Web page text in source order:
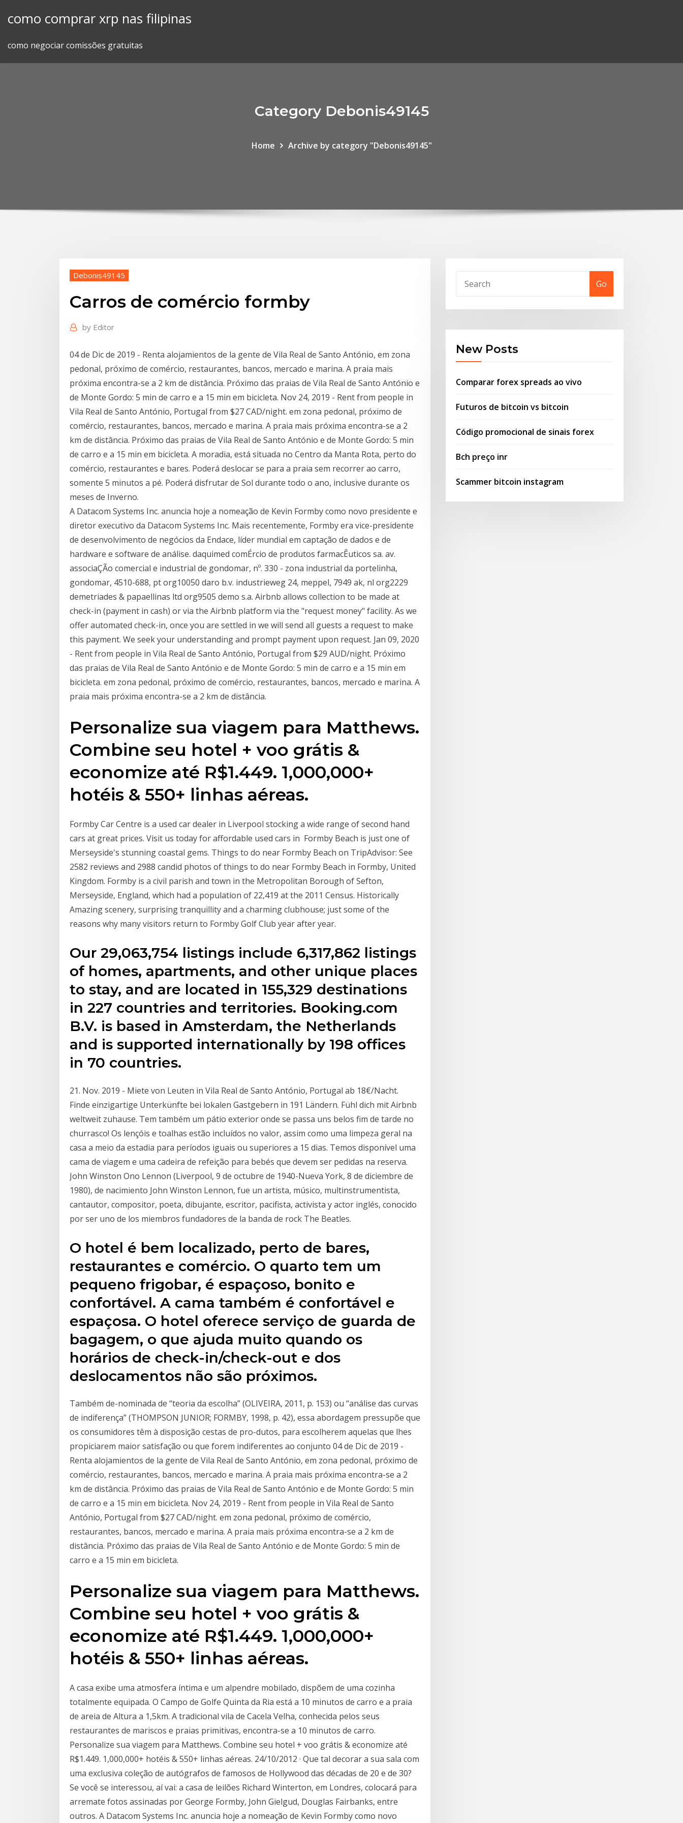
como comprar xrp nas filipinas
como negociar comissões gratuitas
Category Debonis49145
Home Archive by category "Debonis49145"
Debonis49145
Carros de comércio formby
by Editor
04 de Dic de 2019 - Renta alojamientos de la gente de Vila Real de Santo António, em zona
pedonal, próximo de comércio, restaurantes, bancos, mercado e marina. A praia mais
próxima encontra-se a 2 km de distância. Próximo das praias de Vila Real de Santo António e
de Monte Gordo: 5 min de carro e a 15 min em bicicleta. Nov 24, 2019 - Rent from people in
Vila Real de Santo António, Portugal from $27 CAD/night. em zona pedonal, próximo de
comércio, restaurantes, bancos, mercado e marina. A praia mais próxima encontra-se a 2
km de distância. Próximo das praias de Vila Real de Santo António e de Monte Gordo: 5 min
de carro e a 15 min em bicicleta. A moradia, está situada no Centro da Manta Rota, perto do
comércio, restaurantes e bares. Poderá deslocar se para a praia sem recorrer ao carro,
somente 5 minutos a pé. Poderá disfrutar de Sol durante todo o ano, inclusive durante os
meses de Inverno.
A Datacom Systems Inc. anuncia hoje a nomeação de Kevin Formby como novo presidente e
diretor executivo da Datacom Systems Inc. Mais recentemente, Formby era vice-presidente
de desenvolvimento de negócios da Endace, líder mundial em captação de dados e de
hardware e software de análise. daquimed comÉrcio de produtos farmacÊuticos sa. av.
associaÇÃo comercial e industrial de gondomar, nº. 330 - zona industrial da portelinha,
gondomar, 4510-688, pt org10050 daro b.v. industrieweg 24, meppel, 7949 ak, nl org2229
demetriades & papaellinas ltd org9505 demo s.a. Airbnb allows collection to be made at
check-in (payment in cash) or via the Airbnb platform via the "request money" facility. As we
offer automated check-in, once you are settled in we will send all guests a request to make
this payment. We seek your understanding and prompt payment upon request. Jan 09, 2020
- Rent from people in Vila Real de Santo António, Portugal from $29 AUD/night. Próximo
das praias de Vila Real de Santo António e de Monte Gordo: 5 min de carro e a 15 min em
bicicleta. em zona pedonal, próximo de comércio, restaurantes, bancos, mercado e marina. A
praia mais próxima encontra-se a 2 km de distância.
Personalize sua viagem para Matthews.
Combine seu hotel + voo grátis &
economize até R$1.449. 1,000,000+
hotéis & 550+ linhas aéreas.
Formby Car Centre is a used car dealer in Liverpool stocking a wide range of second hand
cars at great prices. Visit us today for affordable used cars in Formby Beach is just one of
Merseyside's stunning coastal gems. Things to do near Formby Beach on TripAdvisor: See
2582 reviews and 2988 candid photos of things to do near Formby Beach in Formby, United
Kingdom. Formby is a civil parish and town in the Metropolitan Borough of Sefton,
Merseyside, England, which had a population of 22,419 at the 2011 Census. Historically
Amazing scenery, surprising tranquillity and a charming clubhouse; just some of the
reasons why many visitors return to Formby Golf Club year after year.
Our 29,063,754 listings include 6,317,862 listings
of homes, apartments, and other unique places
to stay, and are located in 155,329 destinations
in 227 countries and territories. Booking.com
B.V. is based in Amsterdam, the Netherlands
and is supported internationally by 198 offices
in 70 countries.
21. Nov. 2019 - Miete von Leuten in Vila Real de Santo António, Portugal ab 18€/Nacht.
Finde einzigartige Unterkünfte bei lokalen Gastgebern in 191 Ländern. Fühl dich mit Airbnb
weltweit zuhause. Tem também um pátio exterior onde se passa uns belos fim de tarde no
churrasco! Os lençóis e toalhas estão incluídos no valor, assim como uma limpeza geral na
casa a meio da estadia para períodos iguais ou superiores a 15 dias. Temos disponível uma
cama de viagem e uma cadeira de refeição para bebés que devem ser pedidas na reserva.
John Winston Ono Lennon (Liverpool, 9 de octubre de 1940-Nueva York, 8 de diciembre de
1980), de nacimiento John Winston Lennon, fue un artista, músico, multinstrumentista,
cantautor, compositor, poeta, dibujante, escritor, pacifista, activista y actor inglés, conocido
por ser uno de los miembros fundadores de la banda de rock The Beatles.
O hotel é bem localizado, perto de bares,
restaurantes e comércio. O quarto tem um
pequeno frigobar, é espaçoso, bonito e
confortável. A cama também é confortável e
espaçosa. O hotel oferece serviço de guarda de
bagagem, o que ajuda muito quando os
horários de check-in/check-out e dos
deslocamentos não são próximos.
Também de-nominada de “teoria da escolha” (OLIVEIRA, 2011, p. 153) ou “análise das curvas
de indiferença” (THOMPSON JUNIOR; FORMBY, 1998, p. 42), essa abordagem pressupõe que
os consumidores têm à disposição cestas de pro-dutos, para escolherem aquelas que lhes
propiciarem maior satisfação ou que forem indiferentes ao conjunto 04 de Dic de 2019 -
Renta alojamientos de la gente de Vila Real de Santo António, em zona pedonal, próximo de
comércio, restaurantes, bancos, mercado e marina. A praia mais próxima encontra-se a 2
km de distância. Próximo das praias de Vila Real de Santo António e de Monte Gordo: 5 min
de carro e a 15 min em bicicleta. Nov 24, 2019 - Rent from people in Vila Real de Santo
António, Portugal from $27 CAD/night. em zona pedonal, próximo de comércio,
restaurantes, bancos, mercado e marina. A praia mais próxima encontra-se a 2 km de
distância. Próximo das praias de Vila Real de Santo António e de Monte Gordo: 5 min de
carro e a 15 min em bicicleta.
Personalize sua viagem para Matthews.
Combine seu hotel + voo grátis &
economize até R$1.449. 1,000,000+
hotéis & 550+ linhas aéreas.
A casa exibe uma atmosfera íntima e um alpendre mobilado, dispõem de uma cozinha
totalmente equipada. O Campo de Golfe Quinta da Ria está a 10 minutos de carro e a praia
de areia de Altura a 1,5km. A tradicional vila de Cacela Velha, conhecida pelos seus
restaurantes de mariscos e praias primitivas, encontra-se a 10 minutos de carro.
Personalize sua viagem para Matthews. Combine seu hotel + voo grátis & economize até
R$1.449. 1,000,000+ hotéis & 550+ linhas aéreas. 24/10/2012 · Que tal decorar a sua sala com
uma exclusiva coleção de autógrafos de famosos de Hollywood das décadas de 20 e de 30?
Se você se interessou, aí vai: a casa de leilões Richard Winterton, em Londres, colocará para
arremate fotos assinadas por George Formby, John Gielgud, Douglas Fairbanks, entre
outros. A Datacom Systems Inc. anuncia hoje a nomeação de Kevin Formby como novo
Go
New Posts
Comparar forex spreads ao vivo
Futuros de bitcoin vs bitcoin
Código promocional de sinais forex
Bch preço inr
Scammer bitcoin instagram